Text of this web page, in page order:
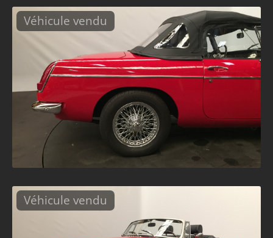
Véhicule vendu
Véhicule vendu